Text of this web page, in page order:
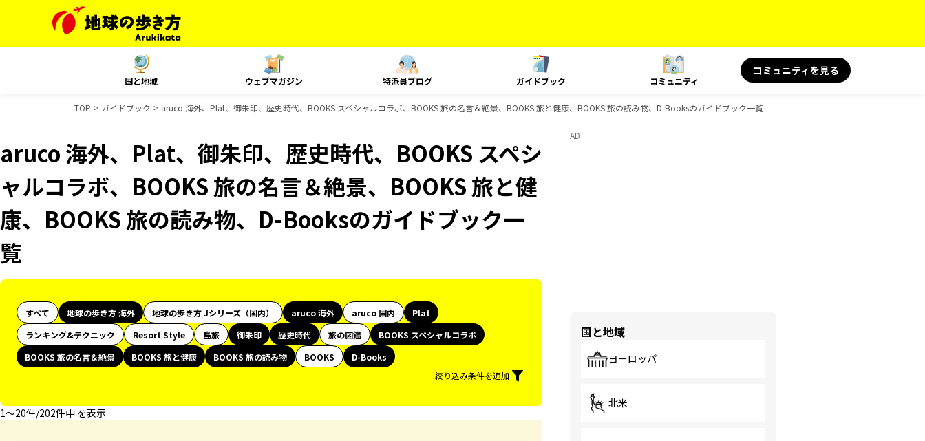
国と地域 ウェブマガジン 特派員ブログ ガイドブック コミュニティ
コミュニティを見る
TOP ガイドブック aruco 海外、Plat、御朱印、歴史時代、BOOKS スペシャルコラボ、BOOKS 旅の名言＆絶景、BOOKS 旅と健康、BOOKS 旅の読み物、D-Booksのガイドブック一覧
aruco 海外、Plat、御朱印、歴史時代、BOOKS スペシ
ャルコラボ、BOOKS 旅の名言＆絶景、BOOKS 旅と健
康、BOOKS 旅の読み物、D-Booksのガイドブック一
覧
すべて 地球の歩き方 海外 地球の歩き方 Jシリーズ（国内） aruco 海外 aruco 国内
Plat
ランキング&テクニック
Resort Style 島旅 御朱印 歴史時代 旅の図鑑
BOOKS スペシャルコラボ
BOOKS 旅の名言＆絶景
BOOKS 旅と健康 BOOKS 旅の読み物 BOOKS
D-Books
絞り込み条件を追加
1〜20件/202件中 を表示
AD
国と地域
ヨーロッパ
北米